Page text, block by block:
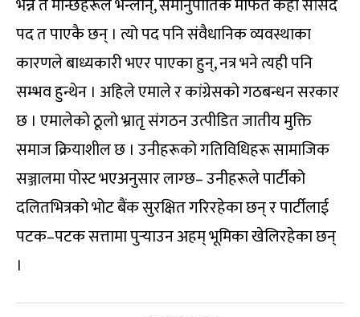
भन्न त मान्छेहरूले भन्लान्, समानुपातिक मार्फत केही सांसद
पद त पाएकै छन् । त्यो पद पनि संवैधानिक व्यवस्थाका
कारणले बाध्यकारी भएर पाएका हुन्, नत्र भने त्यही पनि
सम्भव हुन्थेन । अहिले एमाले र कांग्रेसको गठबन्धन सरकार
छ । एमालेको ठूलो भ्रातृ संगठन उत्पीडित जातीय मुक्ति
समाज क्रियाशील छ । उनीहरूको गतिविधिहरू सामाजिक
सञ्जालमा पोस्ट भएअनुसार लाग्छ– उनीहरूले पार्टीको
दलितभित्रको भोट बैंक सुरक्षित गरिरहेका छन् र पार्टीलाई
पटक–पटक सत्तामा पुर्‍याउन अहम् भूमिका खेलिरहेका छन्
।